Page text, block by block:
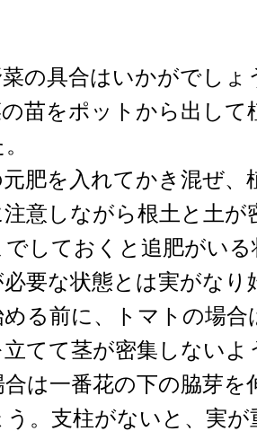
の具合はいかがでしょ
苗をポットから出して
肥を入れてかき混ぜ、
意しながら根土と土
でしておくと追肥がい
要な状態とは実がなり
る前に、トマトの場合
てて茎が密集しない
は一番花の下の脇芽を
。支柱がないと、実